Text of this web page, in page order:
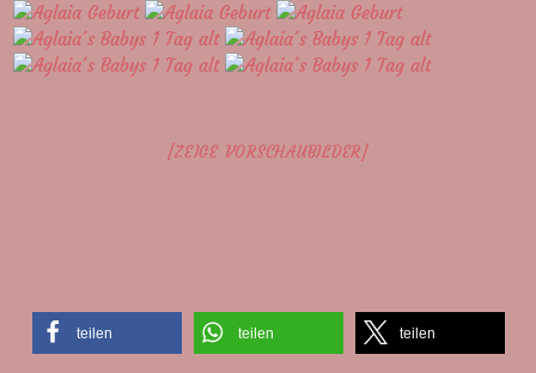
[ZEIGE VORSCHAUBILDER]
teilen teilen teilen